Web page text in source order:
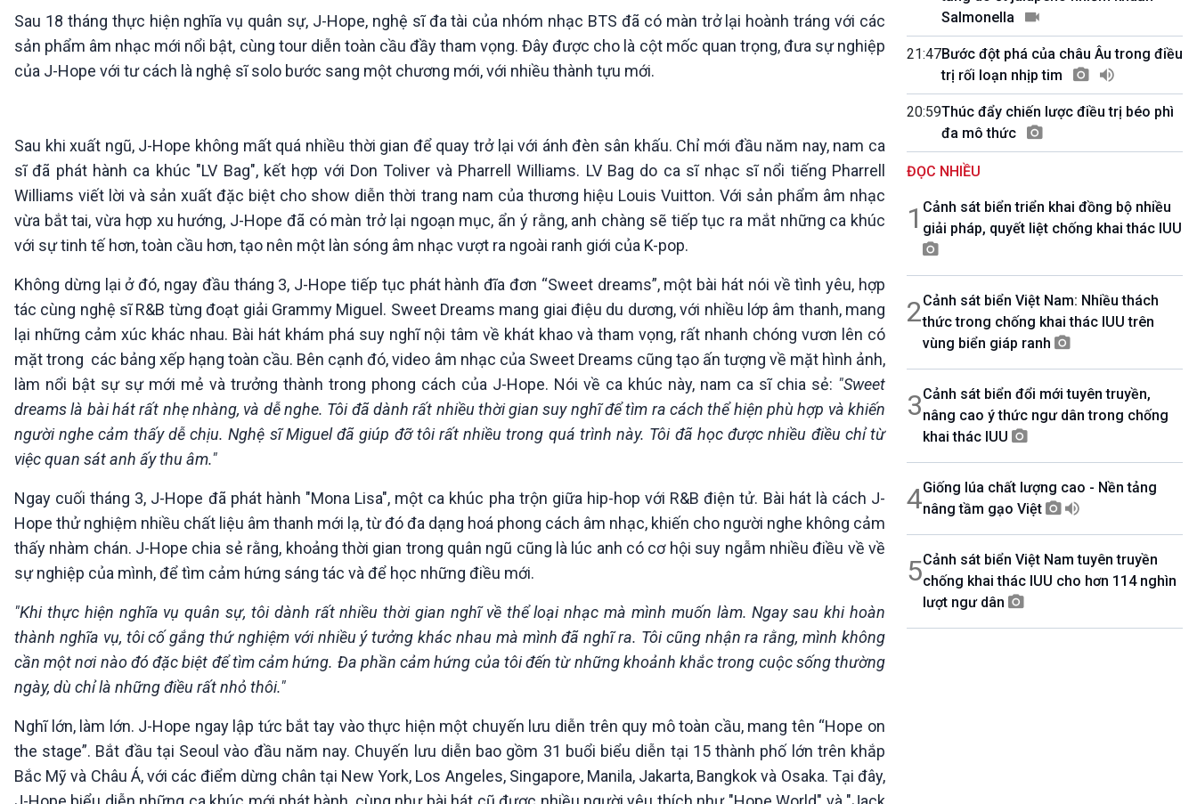
Chuyển đổi Xanh
Tài nguyên và Môi trường
Chuyên gia của bạn
Sống chung với biến đổi
khí hậu
Câu chuyện Thể thao
Infographic
E-Magazine
10 phút Sự kiện - Luận bàn
Dòng chảy sự kiện
Đối thoại
Diễn đàn chủ nhật
Chuyện đêm
VOV1 đặc biệt
Thanh âm ký sự
Chân dung cuộc sống
Các chương trình đặc biệt
Sau 18 tháng thực hiện nghĩa vụ quân sự, J-Hope, nghệ sĩ đa tài của nhóm nhạc BTS đã có màn trở lại hoành tráng với các
sản phẩm âm nhạc mới nổi bật, cùng tour diễn toàn cầu đầy tham vọng. Đây được cho là cột mốc quan trọng, đưa sự nghiệp
của J-Hope với tư cách là nghệ sĩ solo bước sang một chương mới, với nhiều thành tựu mới.
Sau khi xuất ngũ, J-Hope không mất quá nhiều thời gian để quay trở lại với ánh đèn sân khấu. Chỉ mới đầu năm nay, nam ca
sĩ đã phát hành ca khúc "LV Bag", kết hợp với Don Toliver và Pharrell Williams. LV Bag do ca sĩ nhạc sĩ nổi tiếng Pharrell
Williams viết lời và sản xuất đặc biệt cho show diễn thời trang nam của thương hiệu Louis Vuitton. Với sản phẩm âm nhạc
vừa bắt tai, vừa hợp xu hướng, J-Hope đã có màn trở lại ngoạn mục, ẩn ý rằng, anh chàng sẽ tiếp tục ra mắt những ca khúc
với sự tinh tế hơn, toàn cầu hơn, tạo nên một làn sóng âm nhạc vượt ra ngoài ranh giới của K-pop.
Không dừng lại ở đó, ngay đầu tháng 3, J-Hope tiếp tục phát hành đĩa đơn “Sweet dreams”, một bài hát nói về tình yêu, hợp
tác cùng nghệ sĩ R&B từng đoạt giải Grammy Miguel. Sweet Dreams mang giai điệu du dương, với nhiều lớp âm thanh, mang
lại những cảm xúc khác nhau. Bài hát khám phá suy nghĩ nội tâm về khát khao và tham vọng, rất nhanh chóng vươn lên có
mặt trong các bảng xếp hạng toàn cầu. Bên cạnh đó, video âm nhạc của Sweet Dreams cũng tạo ấn tượng về mặt hình ảnh,
làm nổi bật sự sự mới mẻ và trưởng thành trong phong cách của J-Hope. Nói về ca khúc này, nam ca sĩ chia sẻ: "Sweet
dreams là bài hát rất nhẹ nhàng, và dễ nghe. Tôi đã dành rất nhiều thời gian suy nghĩ để tìm ra cách thể hiện phù hợp và khiến
người nghe cảm thấy dễ chịu. Nghệ sĩ Miguel đã giúp đỡ tôi rất nhiều trong quá trình này. Tôi đã học được nhiều điều chỉ từ
việc quan sát anh ấy thu âm."
Ngay cuối tháng 3, J-Hope đã phát hành "Mona Lisa", một ca khúc pha trộn giữa hip-hop với R&B điện tử. Bài hát là cách J-
Hope thử nghiệm nhiều chất liệu âm thanh mới lạ, từ đó đa dạng hoá phong cách âm nhạc, khiến cho người nghe không cảm
thấy nhàm chán. J-Hope chia sẻ rằng, khoảng thời gian trong quân ngũ cũng là lúc anh có cơ hội suy ngẫm nhiều điều về về
sự nghiệp của mình, để tìm cảm hứng sáng tác và để học những điều mới.
"Khi thực hiện nghĩa vụ quân sự, tôi dành rất nhiều thời gian nghĩ về thể loại nhạc mà mình muốn làm. Ngay sau khi hoàn
thành nghĩa vụ, tôi cố gắng thứ nghiệm với nhiều ý tưởng khác nhau mà mình đã nghĩ ra. Tôi cũng nhận ra rằng, mình không
cần một nơi nào đó đặc biệt để tìm cảm hứng. Đa phần cảm hứng của tôi đến từ những khoảnh khắc trong cuộc sống thường
ngày, dù chỉ là những điều rất nhỏ thôi."
Nghĩ lớn, làm lớn. J-Hope ngay lập tức bắt tay vào thực hiện một chuyến lưu diễn trên quy mô toàn cầu, mang tên “Hope on
the stage”. Bắt đầu tại Seoul vào đầu năm nay. Chuyến lưu diễn bao gồm 31 buổi biểu diễn tại 15 thành phố lớn trên khắp
Bắc Mỹ và Châu Á, với các điểm dừng chân tại New York, Los Angeles, Singapore, Manila, Jakarta, Bangkok và Osaka. Tại đây,
Salmonella
21:47Bước đột phá của châu Âu trong điều
trị rối loạn nhịp tim
20:59Thúc đẩy chiến lược điều trị béo phì
đa mô thức
ĐỌC NHIỀU
1 Cảnh sát biển triển khai đồng bộ nhiều
giải pháp, quyết liệt chống khai thác IUU
2Cảnh sát biển Việt Nam: Nhiều thách
thức trong chống khai thác IUU trên
vùng biển giáp ranh
3Cảnh sát biển đổi mới tuyên truyền,
nâng cao ý thức ngư dân trong chống
khai thác IUU
4Giống lúa chất lượng cao - Nền tảng
nâng tầm gạo Việt
5Cảnh sát biển Việt Nam tuyên truyền
chống khai thác IUU cho hơn 114 nghìn
lượt ngư dân